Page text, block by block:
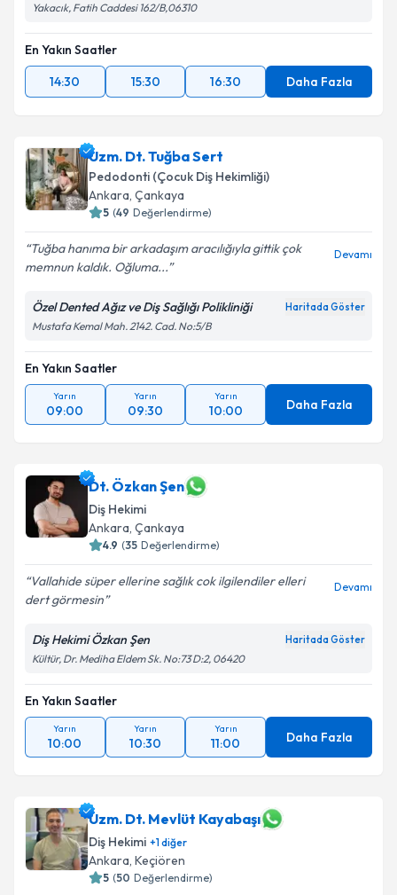
Yakacık, Fatih Caddesi 162/B,06310
En Yakın Saatler
14:30
15:30 16:30 Daha Fazla
Uzm. Dt. Tuğba Sert
Pedodonti (Çocuk Diş Hekimliği)
Ankara, Çankaya
5 (49 Değerlendirme)
Tuğba hanıma bir arkadaşım aracılığıyla gittik çok
memnun kaldık. Oğluma...
Devamı
Özel Dented Ağız ve Diş Sağlığı Polikliniği Haritada Göster
Mustafa Kemal Mah. 2142. Cad. No:5/B
En Yakın Saatler
Yarın
09:00
Yarın
09:30
Yarın
10:00 Daha Fazla
Dt. Özkan Şen
Diş Hekimi
Ankara, Çankaya
4.9 (35 Değerlendirme)
Vallahide süper ellerine sağlık cok ilgilendiler elleri
dert görmesin
Devamı
Diş Hekimi Özkan Şen Haritada Göster
Kültür, Dr. Mediha Eldem Sk. No:73 D:2, 06420
En Yakın Saatler
Yarın
10:00
Yarın
10:30
Yarın
11:00 Daha Fazla
Uzm. Dt. Mevlüt Kayabaşı
Diş Hekimi +1diğer
Ankara, Keçiören
5 (50 Değerlendirme)